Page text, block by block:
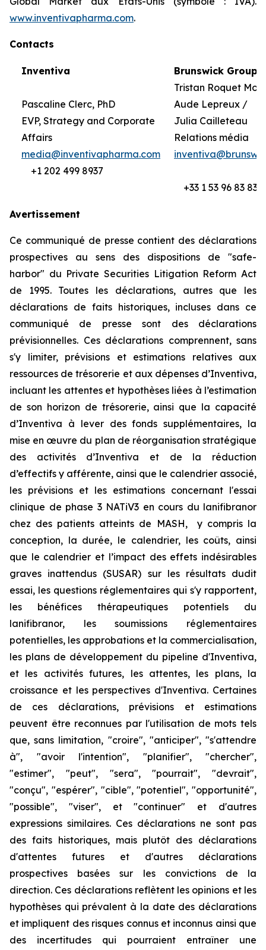
www.inventivapharma.com.
Contacts
Inventiva
Pascaline Clerc, PhD
EVP, Strategy and Corporate
Affairs
media@inventivapharma.com
+1 202 499 8937
Brunswick Group
Tristan Roquet
Aude Lepreux /
Julia Cailleteau
Relations média
+33 1 53 96 83 83
Avertissement
Ce communiqué de presse contient des déclarations
prospectives au sens des dispositions de "safe-
harbor" du Private Securities Litigation Reform Act
de 1995. Toutes les déclarations, autres que les
déclarations de faits historiques, incluses dans ce
communiqué de presse sont des déclarations
prévisionnelles. Ces déclarations comprennent, sans
s'y limiter, prévisions et estimations relatives aux
ressources de trésorerie et aux dépenses d’Inventiva,
incluant les attentes et hypothèses liées à l’estimation
de son horizon de trésorerie, ainsi que la capacité
d’Inventiva à lever des fonds supplémentaires, la
mise en œuvre du plan de réorganisation stratégique
des activités d’Inventiva et de la réduction
d’effectifs y afférente, ainsi que le calendrier associé,
les prévisions et les estimations concernant l'essai
clinique de phase 3 NATiV3 en cours du lanifibranor
chez des patients atteints de MASH, y compris la
conception, la durée, le calendrier, les coûts, ainsi
que le calendrier et l’impact des effets indésirables
graves inattendus (SUSAR) sur les résultats dudit
essai, les questions réglementaires qui s'y rapportent,
les bénéfices thérapeutiques potentiels du
lanifibranor, les soumissions réglementaires
potentielles, les approbations et la commercialisation,
les plans de développement du pipeline d'Inventiva,
et les activités futures, les attentes, les plans, la
croissance et les perspectives d'Inventiva. Certaines
de ces déclarations, prévisions et estimations
peuvent être reconnues par l'utilisation de mots tels
que, sans limitation, "croire", "anticiper", "s'attendre
à", "avoir l'intention", "planifier", "chercher",
"estimer", "peut", "sera", "pourrait", "devrait",
"conçu", "espérer", "cible", "potentiel", "opportunité",
"possible", "viser", et "continuer" et d'autres
expressions similaires. Ces déclarations ne sont pas
des faits historiques, mais plutôt des déclarations
d'attentes futures et d'autres déclarations
prospectives basées sur les convictions de la
direction. Ces déclarations reflètent les opinions et les
hypothèses qui prévalent à la date des déclarations
et impliquent des risques connus et inconnus ainsi que
des incertitudes qui pourraient entraîner une